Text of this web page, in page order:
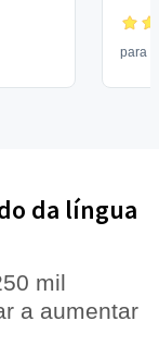
para
da língua
mil
a aumentar